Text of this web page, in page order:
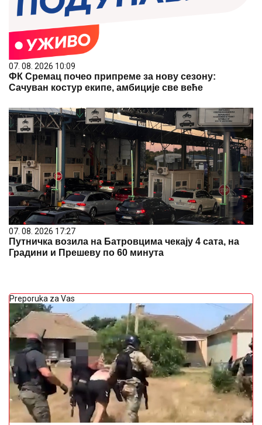
07. 08. 2026 10:09
ФК Сремац почео припреме за нову сезону:
Сачуван костур екипе, амбиције све веће
07. 08. 2026 17:27
Путничка возила на Батровцима чекају 4 сата, на
Градини и Прешеву по 60 минута
Preporuka za Vas